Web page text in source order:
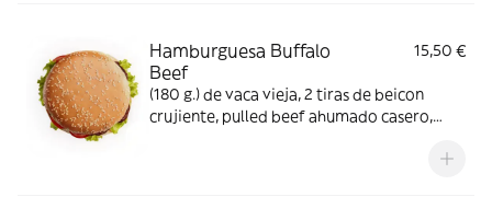
Hamburguesa Buffalo
Beef
15,50 €
(180 g.) de vaca vieja, 2 tiras de beicon
crujiente, pulled beef ahumado casero,
tomate, salsa barbacoa, salsa chimichurri